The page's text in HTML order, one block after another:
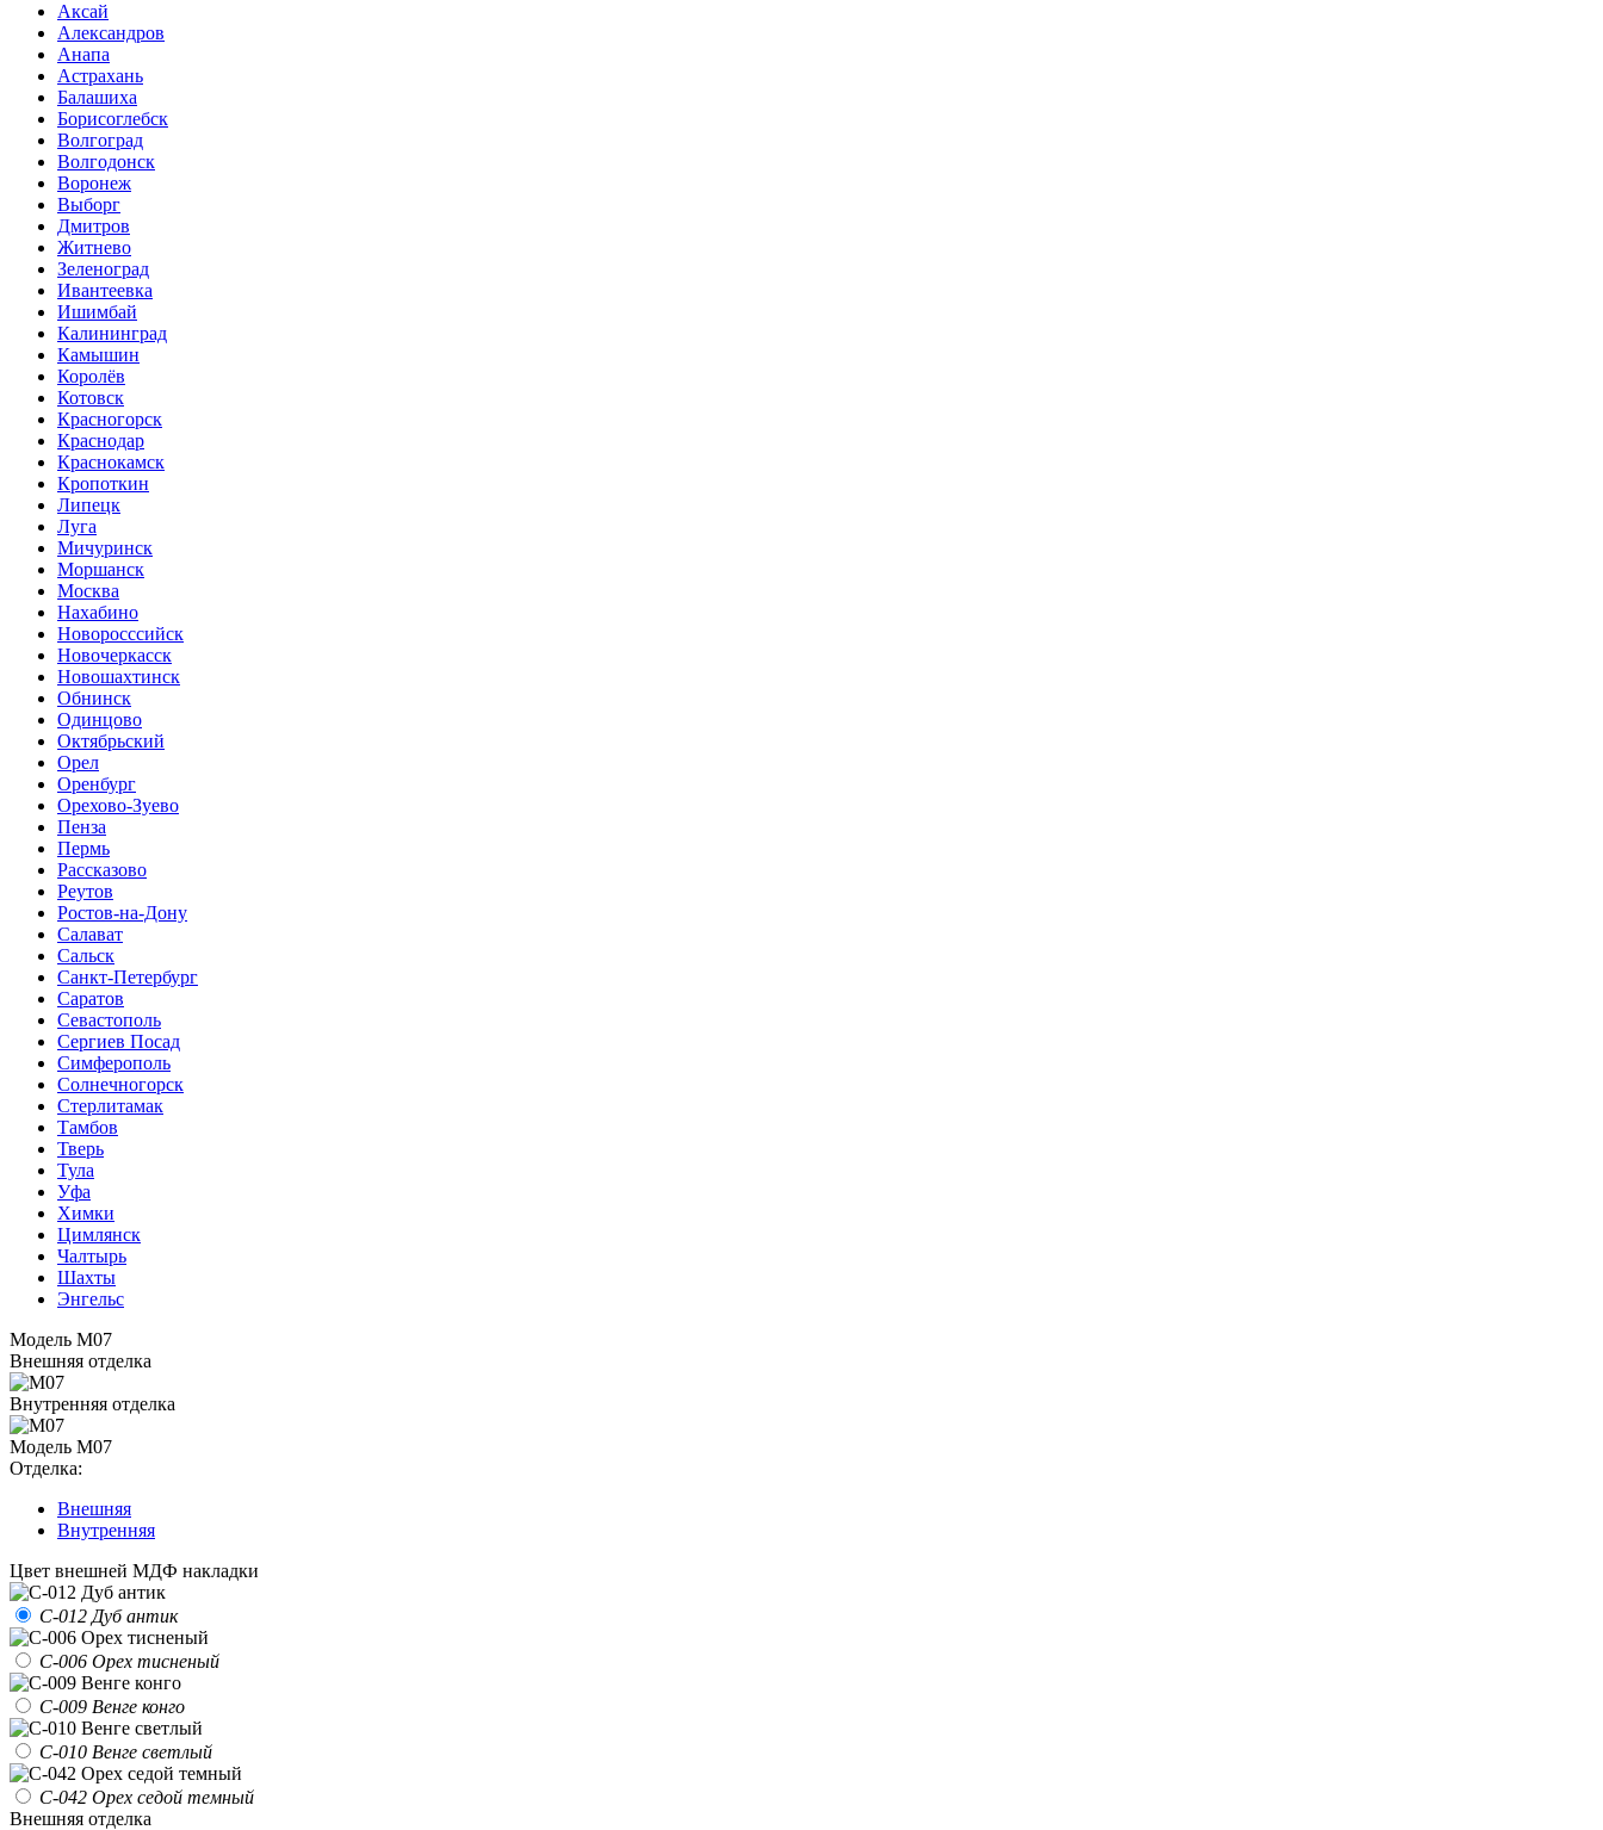
Аксай
Александров
Анапа
Астрахань
Балашиха
Борисоглебск
Волгоград
Волгодонск
Воронеж
Выборг
Дмитров
Житнево
Зеленоград
Ивантеевка
Ишимбай
Калининград
Камышин
Королёв
Котовск
Красногорск
Краснодар
Краснокамск
Кропоткин
Липецк
Луга
Мичуринск
Моршанск
Москва
Нахабино
Новоросссийск
Новочеркасск
Новошахтинск
Обнинск
Одинцово
Октябрьский
Орел
Оренбург
Орехово-Зуево
Пенза
Пермь
Рассказово
Реутов
Ростов-на-Дону
Салават
Сальск
Санкт-Петербург
Саратов
Севастополь
Сергиев Посад
Симферополь
Солнечногорск
Стерлитамак
Тамбов
Тверь
Тула
Уфа
Химки
Цимлянск
Чалтырь
Шахты
Энгельс
Модель M07
Внешняя отделка
Внутренняя отделка
Модель M07
Отделка:
Внешняя
Внутренняя
Цвет внешней МДФ накладки
С-012 Дуб антик
С-006 Орех тисненый
С-009 Венге конго
С-010 Венге светлый
С-042 Орех седой темный
Внешняя отделка